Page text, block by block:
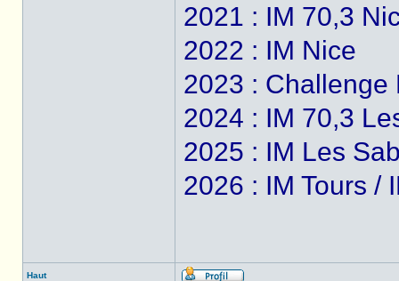
2021 : IM 70,3
2022 : IM Nice
2023 : Challenge
2024 : IM 70,3
2025 : IM Les
2026 : IM Tours /
Haut